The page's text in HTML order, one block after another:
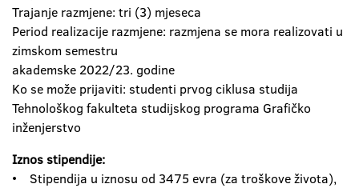
Trajanje razmjene: tri (3) mjeseca
Period realizacije razmjene: razmjena se mora realizovati u
zimskom semestru
akademske 2022/23. godine
Ko se može prijaviti: studenti prvog ciklusa studija
Tehnološkog fakulteta studijskog programa Grafičko
inženjerstvo
Iznos stipendije:
• Stipendija u iznosu od 3475 evra (za troškove života),